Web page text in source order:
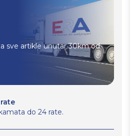
sve artikle unutar 30km od
do 24 rate.